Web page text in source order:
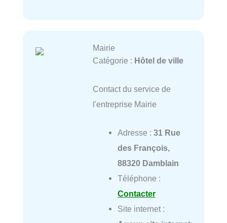
Mairie
Catégorie : Hôtel de ville
Contact du service de
l'entreprise Mairie
Adresse : 31 Rue
des François,
88320 Damblain
Téléphone :
Contacter
Site internet :